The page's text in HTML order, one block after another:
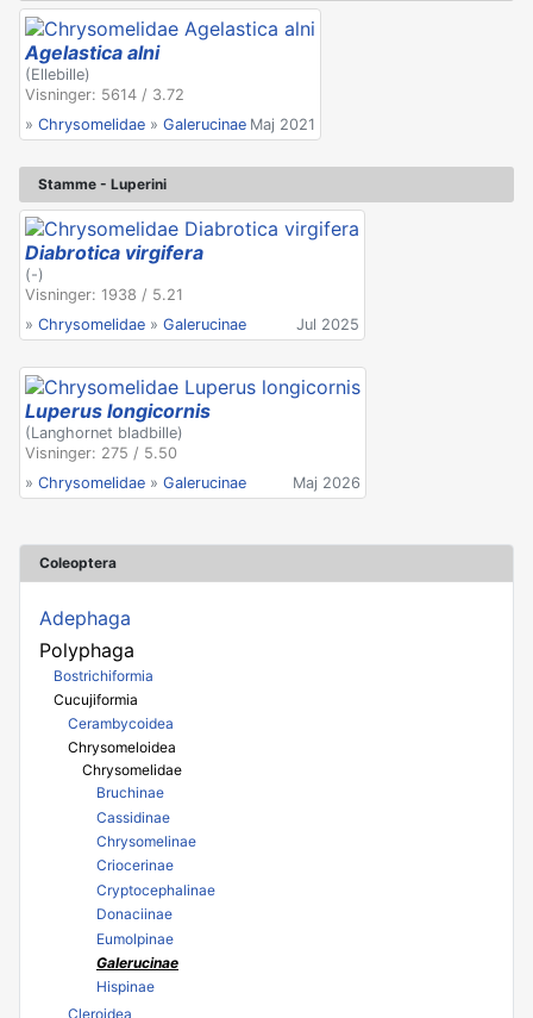
Coleoptera
Adephaga
Polyphaga
Bostrichiformia
Cucujiformia
Cerambycoidea
Chrysomeloidea
Chrysomelidae
Bruchinae
Cassidinae
Chrysomelinae
Criocerinae
Cryptocephalinae
Donaciinae
Eumolpinae
Galerucinae
Hispinae
Cleroidea
Agelastica alni
(Ellebille)
Visninger: 5614 / 3.72
» Chrysomelidae » Galerucinae Maj 2021
Stamme - Luperini
Diabrotica virgifera
(-)
Visninger: 1938 / 5.21
» Chrysomelidae » Galerucinae Jul 2025
Luperus longicornis
(Langhornet bladbille)
Visninger: 275 / 5.50
» Chrysomelidae » Galerucinae Maj 2026